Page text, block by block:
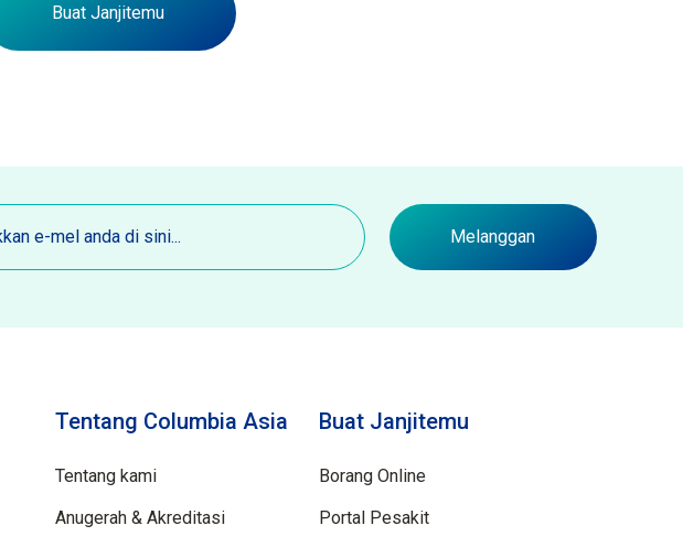
Buat Janjitemu
Melanggan
Tentang Columbia Asia
Tentang kami
Anugerah & Akreditasi
Buat Janjitemu
Borang Online
Portal Pesakit